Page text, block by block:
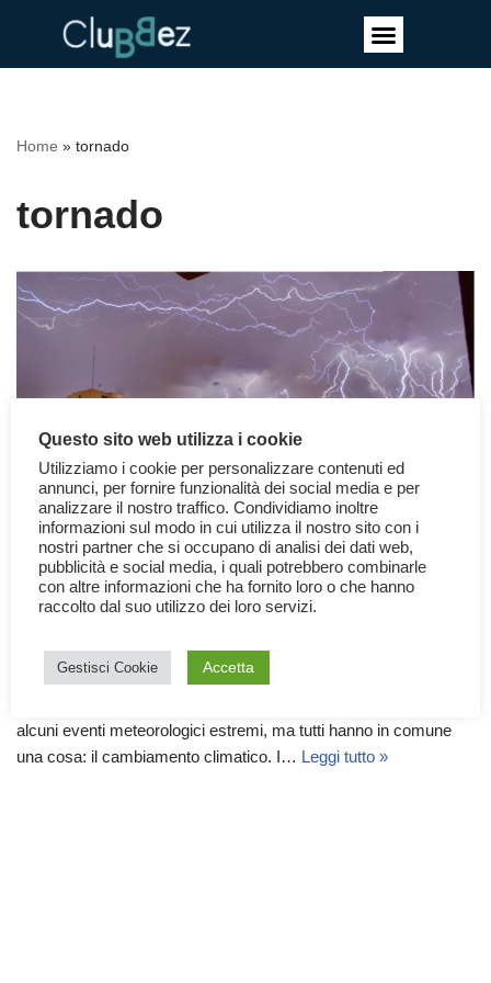
Home » tornado
tornado
Gli Eventi Meteorologici Estremi
24 Giugno 2023 Documentari
alcuni eventi meteorologici estremi, ma tutti hanno in comune
una cosa: il cambiamento climatico. I… Leggi tutto »
Questo sito web utilizza i cookie
Utilizziamo i cookie per personalizzare contenuti ed
annunci, per fornire funzionalità dei social media e per
analizzare il nostro traffico. Condividiamo inoltre
informazioni sul modo in cui utilizza il nostro sito con i
nostri partner che si occupano di analisi dei dati web,
pubblicità e social media, i quali potrebbero combinarle
con altre informazioni che ha fornito loro o che hanno
raccolto dal suo utilizzo dei loro servizi.
Gestisci Cookie Accetta